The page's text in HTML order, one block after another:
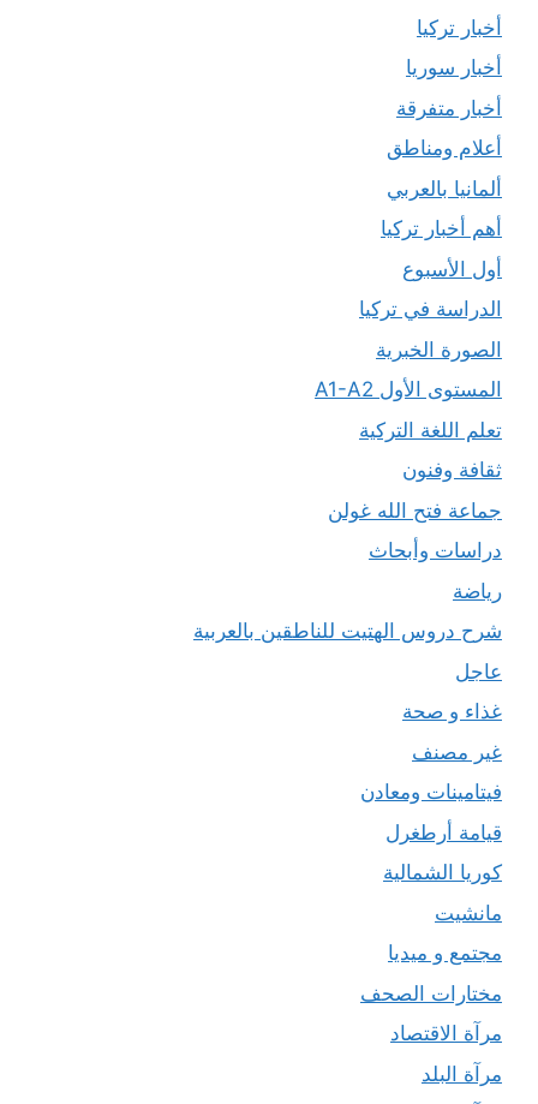
أخبار تركيا
أخبار سوريا
أخبار متفرقة
أعلام ومناطق
ألمانيا بالعربي
أهم أخبار تركيا
أول الأسبوع
الدراسة في تركيا
الصورة الخبرية
المستوى الأول A1-A2
تعلم اللغة التركية
ثقافة وفنون
جماعة فتح الله غولن
دراسات وأبحاث
رياضة
شرح دروس الهتيت للناطقين بالعربية
عاجل
غذاء و صحة
غير مصنف
فيتامينات ومعادن
قيامة أرطغرل
كوريا الشمالية
مانشيت
مجتمع و ميديا
مختارات الصحف
مرآة الاقتصاد
مرآة البلد